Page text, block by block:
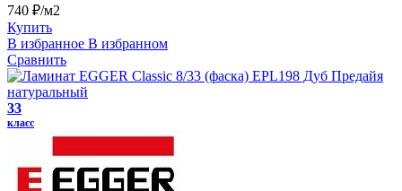
740 ₽/м2
Купить
В избранное В избранном
Сравнить
33
класс